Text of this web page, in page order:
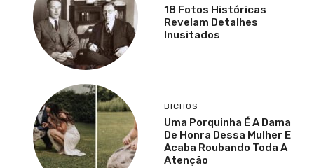
18 Fotos Históricas
Revelam Detalhes
Inusitados
BICHOS
Uma Porquinha É A Dama
De Honra Dessa Mulher E
Acaba Roubando Toda A
Atenção